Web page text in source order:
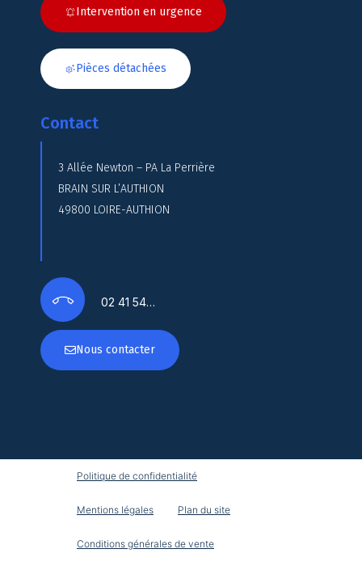
Intervention en urgence
Pièces détachées
Contact
3 Allée Newton – PA La Perrière
BRAIN SUR L’AUTHION
49800 LOIRE-AUTHION
02 41 54…
Nous contacter
Politique de confidentialité
Mentions légales Plan du site
Conditions générales de vente